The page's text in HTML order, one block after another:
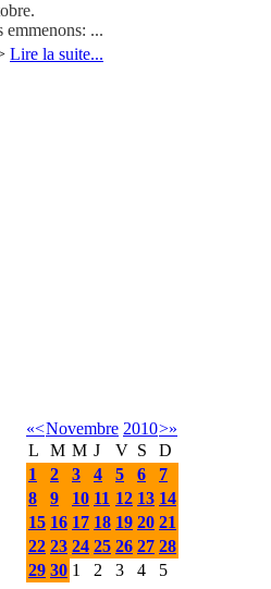
...
Lire la suite...
«<Novembre 2010>»
L
M M J V S
D
1
2 3 4 5 6
7
8
9 10 11 12 13 14
15 16 17 18 19 20 21
22 23 24 25 26 27 28
29 30 1 2 3 4
5